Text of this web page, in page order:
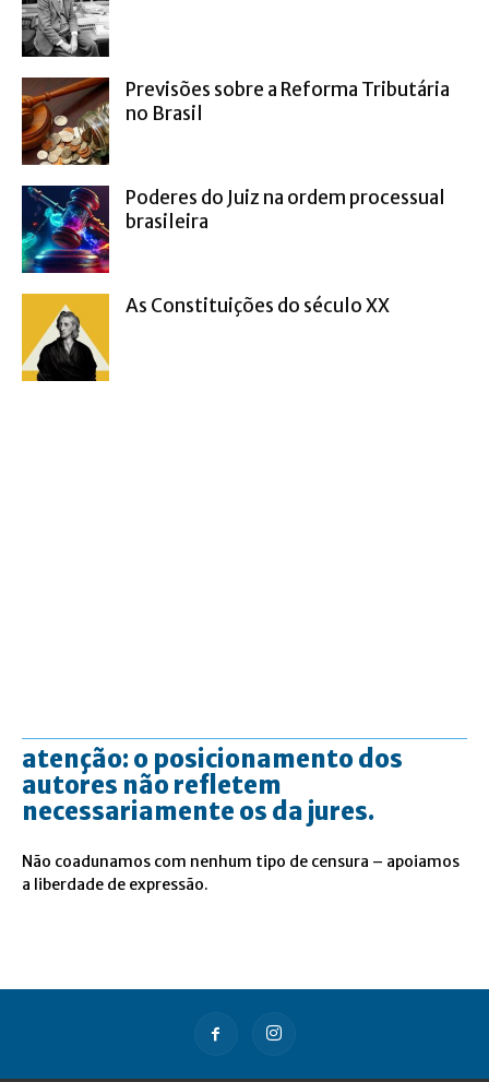
Previsões sobre a Reforma Tributária
no Brasil
Poderes do Juiz na ordem processual
brasileira
As Constituições do século XX
atenção: o posicionamento dos
autores não refletem
necessariamente os da jures.
Não coadunamos com nenhum tipo de censura – apoiamos
a liberdade de expressão.